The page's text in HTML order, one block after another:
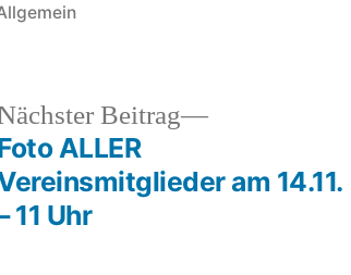
Beitrag
Nächster
ALLER
am 14.11.
11 Uhr